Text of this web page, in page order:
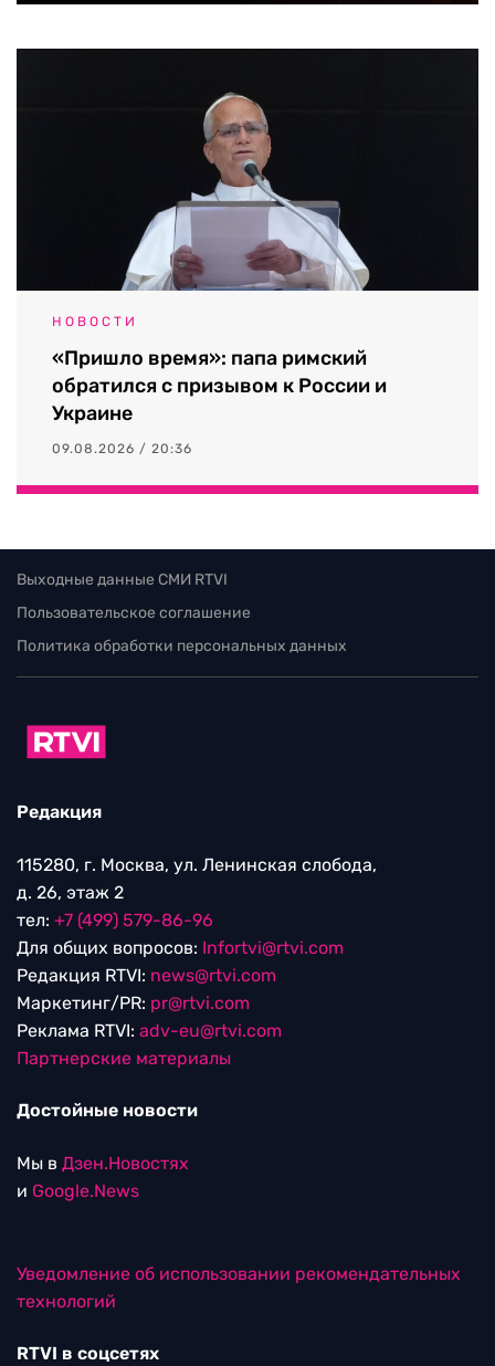
НОВОСТИ
«Пришло время»: папа римский
обратился с призывом к России и
Украине
09.08.2026 / 20:36
Выходные данные СМИ RTVI
Пользовательское соглашение
Политика обработки персональных данных
Редакция
115280, г. Москва, ул. Ленинская слобода,
д. 26, этаж 2
тел: +7 (499) 579-86-96
Для общих вопросов: Infortvi@rtvi.com
Редакция RTVI: news@rtvi.com
Маркетинг/PR: pr@rtvi.com
Реклама RTVI: adv-eu@rtvi.com
Партнерские материалы
Достойные новости
Мы в Дзен.Новостях
и Google.News
Уведомление об использовании рекомендательных
технологий
RTVI в соцсетях